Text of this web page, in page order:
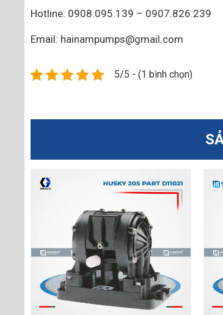
Hotline: 0908.095.139 – 0907.826.239
Email: hainampumps@gmail.com
5/5 - (1 bình chọn)